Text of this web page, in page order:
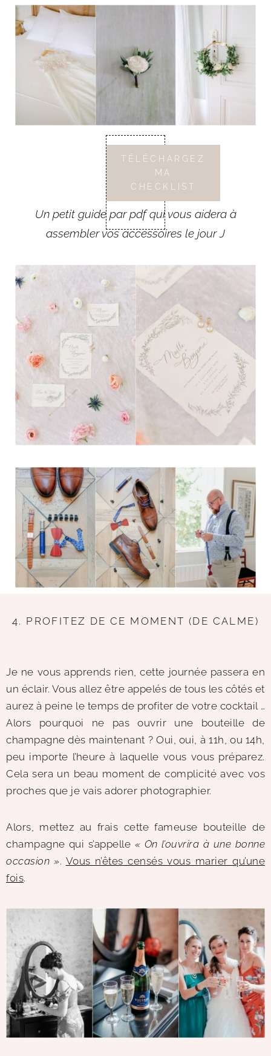
TÉLÉCHARGEZ
MA
CHECKLIST
Un petit guide par pdf qui vous aidera à
assembler vos accessoires le jour J
4. PROFITEZ DE CE MOMENT (DE CALME)
Je ne vous apprends rien, cette journée passera en
un éclair. Vous allez être appelés de tous les côtés et
aurez à peine le temps de profiter de votre cocktail …
Alors pourquoi ne pas ouvrir une bouteille de
champagne dès maintenant ? Oui, oui, à 11h, ou 14h,
peu importe l’heure à laquelle vous vous préparez.
Cela sera un beau moment de complicité avec vos
proches que je vais adorer photographier.
Alors, mettez au frais cette fameuse bouteille de
champagne qui s’appelle « On l’ouvrira à une bonne
occasion ». Vous n’êtes censés vous marier qu’une
fois.